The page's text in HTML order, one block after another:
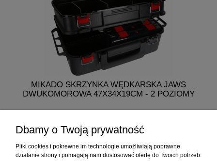
MIKADO SKRZYNKA WĘDKARSKA JAWS
DWUKOMOROWA 47X34X19CM - 2 POZIOMY
Dbamy o Twoją prywatność
Pliki cookies i pokrewne im technologie umożliwiają poprawne
działanie strony i pomagają nam dostosować ofertę do Twoich potrzeb.